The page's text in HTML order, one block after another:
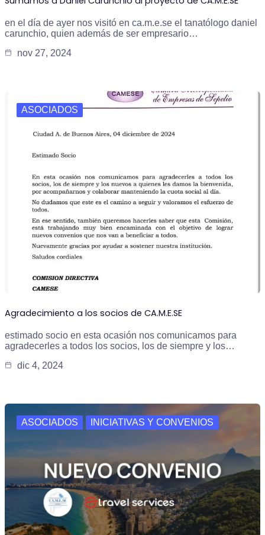
en el día de ayer nos visitó en ca.m.e.se el tanatólogo daniel
carunchio, quien además de ser empresario…
nov 27, 2024
ASOCIADOS
Agradecimiento a los socios de CA.M.E.SE
estimado socio en esta ocasión nos comunicamos para
agradecerles a todos los socios, los de siempre y los…
dic 4, 2024
ASOCIADOS INICIATIVAS Y CONVENIOS